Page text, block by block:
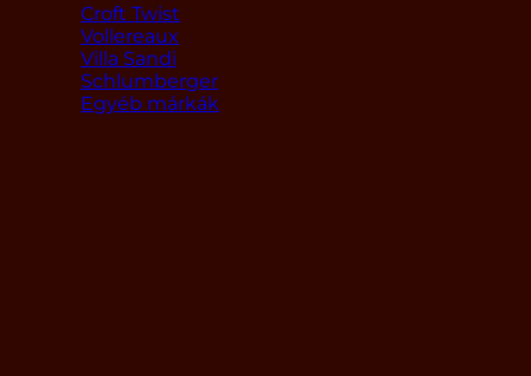
Croft Twist
Vollereaux
Villa Sandi
Schlumberger
Egyéb márkák